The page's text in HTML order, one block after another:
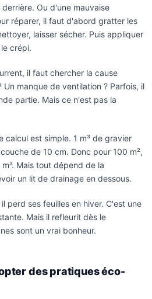
Ou d'une mauvaise
réparer, il faut d'abord gratter les
laisser sécher. Puis appliquer
crépi.
il faut chercher la cause
manque de ventilation ? Parfois, il
partie. Mais ce n'est pas la
calcul est simple. 1 m³ de gravier
de 10 cm. Donc pour 100 m²,
Mais tout dépend de la
un lit de drainage en dessous.
perd ses feuilles en hiver. C'est une
Mais il refleurit dès le
sont un vrai bonheur.
des pratiques éco-